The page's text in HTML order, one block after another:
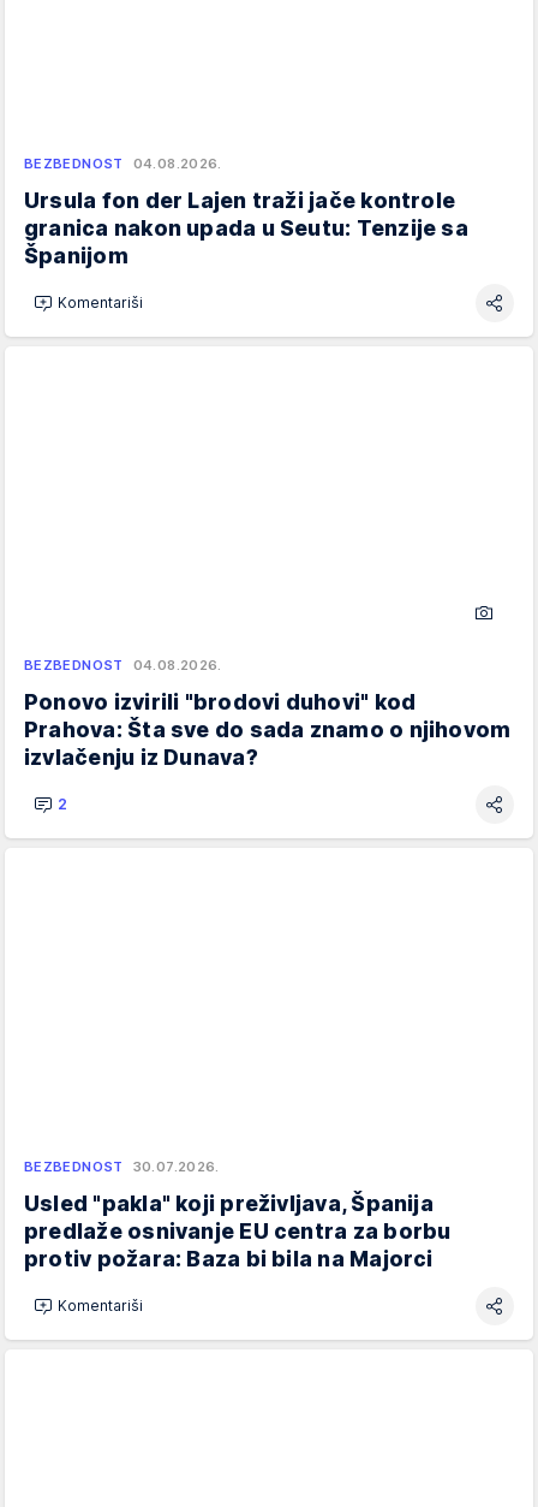
BEZBEDNOST 04.08.2026.
Ursula fon der Lajen traži jače kontrole
granica nakon upada u Seutu: Tenzije sa
Španijom
Komentariši
BEZBEDNOST 04.08.2026.
Ponovo izvirili "brodovi duhovi" kod
Prahova: Šta sve do sada znamo o njihovom
izvlačenju iz Dunava?
2
BEZBEDNOST 30.07.2026.
Usled "pakla" koji preživljava, Španija
predlaže osnivanje EU centra za borbu
protiv požara: Baza bi bila na Majorci
Komentariši